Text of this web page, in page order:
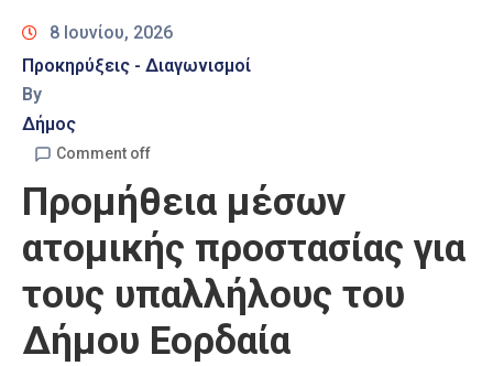
8 Ιουνίου, 2026
Προκηρύξεις - Διαγωνισμοί
By
Δήμος
Comment off
Προμήθεια μέσων
ατομικής προστασίας για
τους υπαλλήλους του
Δήμου Εορδαία